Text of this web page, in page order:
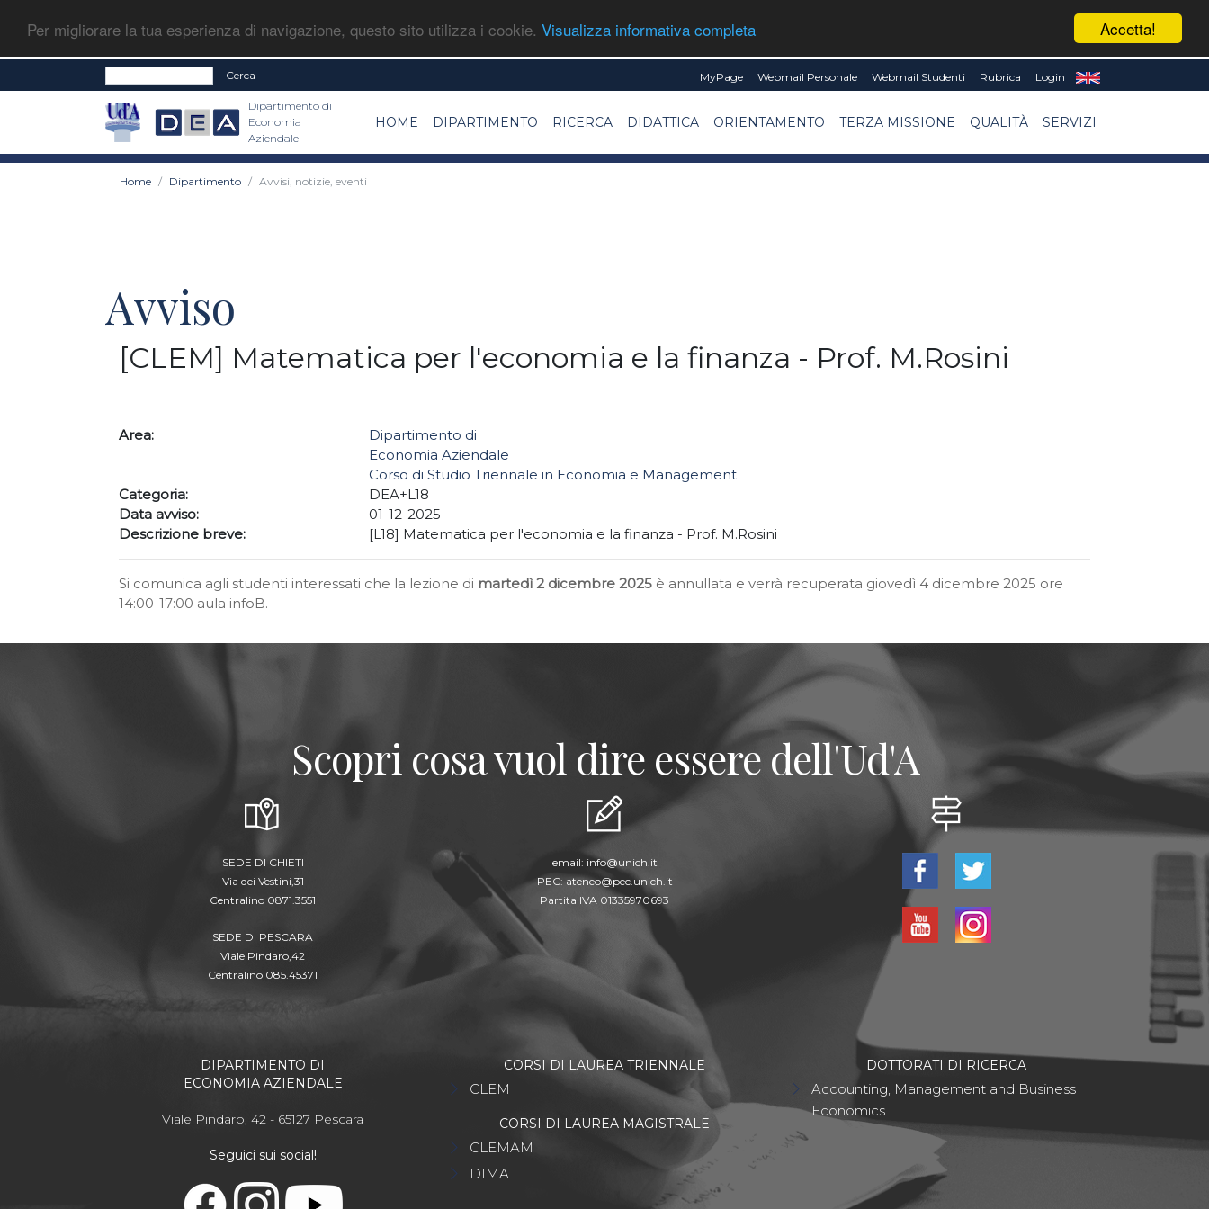
Accetta!
Per migliorare la tua esperienza di navigazione, questo sito utilizza i cookie. Visualizza informativa completa
Cerca MyPage Webmail Personale Webmail Studenti Rubrica Login
Dipartimento di
Economia
Aziendale
HOME DIPARTIMENTO RICERCA DIDATTICA ORIENTAMENTO TERZA MISSIONE QUALITÀ SERVIZI
Home Dipartimento Avvisi, notizie, eventi
Avviso
[CLEM] Matematica per l'economia e la finanza - Prof. M.Rosini
Area:
Dipartimento di
Economia Aziendale
Corso di Studio Triennale in Economia e Management
Categoria:
DEA+L18
Data avviso:
01-12-2025
Descrizione breve:
[L18] Matematica per l'economia e la finanza - Prof. M.Rosini
Si comunica agli studenti interessati che la lezione di martedì 2 dicembre 2025 è annullata e verrà recuperata giovedì 4 dicembre 2025 ore
14:00-17:00 aula infoB.
Scopri cosa vuol dire essere dell'Ud'A
SEDE DI CHIETI
Via dei Vestini,31
Centralino 0871.3551
SEDE DI PESCARA
Viale Pindaro,42
Centralino 085.45371
email: info@unich.it
PEC: ateneo@pec.unich.it
Partita IVA 01335970693
DIPARTIMENTO DI
ECONOMIA AZIENDALE
Viale Pindaro, 42 - 65127 Pescara
Seguici sui social!
CORSI DI LAUREA TRIENNALE
CLEM
CORSI DI LAUREA MAGISTRALE
CLEMAM
DIMA
DOTTORATI DI RICERCA
Accounting, Management and Business
Economics